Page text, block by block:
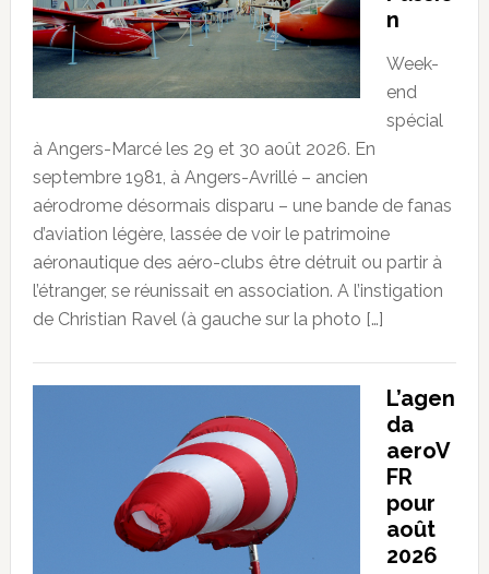
n
Week-
end
spécial
à Angers-Marcé les 29 et 30 août 2026. En
septembre 1981, à Angers-Avrillé – ancien
aérodrome désormais disparu – une bande de fanas
d’aviation légère, lassée de voir le patrimoine
aéronautique des aéro-clubs être détruit ou partir à
l’étranger, se réunissait en association. A l’instigation
de Christian Ravel (à gauche sur la photo […]
L’agen
da
aeroV
FR
pour
août
2026